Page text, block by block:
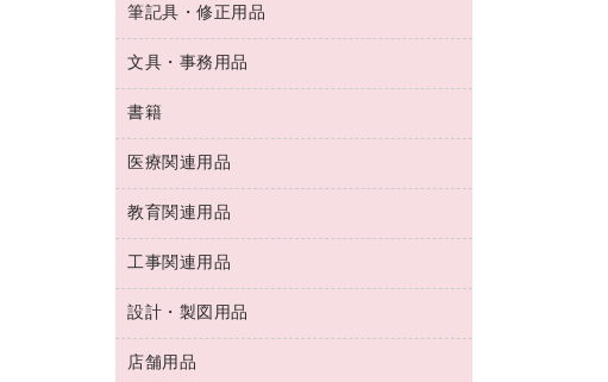
ティッシュペーパー
ダストボックス
タオル・アメニティ用品
スリッパ・サンダル・シューズ
スポーツ・レジャー用品
ゴミ袋
キッチン用品
食品添加物製品
ＯＡタップ／延長コード
その他電子文具
伝票
典礼用品
帳簿
額縁
各種用紙
ルーズリーフ
名刺整理用品
板目表紙・綴込表紙
背幅が伸びるファイル
統一伝票用ファイル
収納保存用品
レターファイル
リングファイル
プレゼン用ファイル
筆記具・修正用品
万年筆
消しゴム
修正液・修正ペン
修正テープ
鉛筆
マーキングペン（油性）
マーキングペン（水性）
文具・事務用品
輪ゴム
両面テープ
名札
保管・整理用品
壁面／足元収納
備品／小物ケース
透明テープ 事務用
書籍
パソコンソフト
医療関連用品
保健用品
使い捨て手袋
感染症対策用品
介護用品
医療関連用品
教育関連用品
教育関連用品
工事関連用品
工事関連用品
設計・製図用品
設計・製図用品
店舗用品